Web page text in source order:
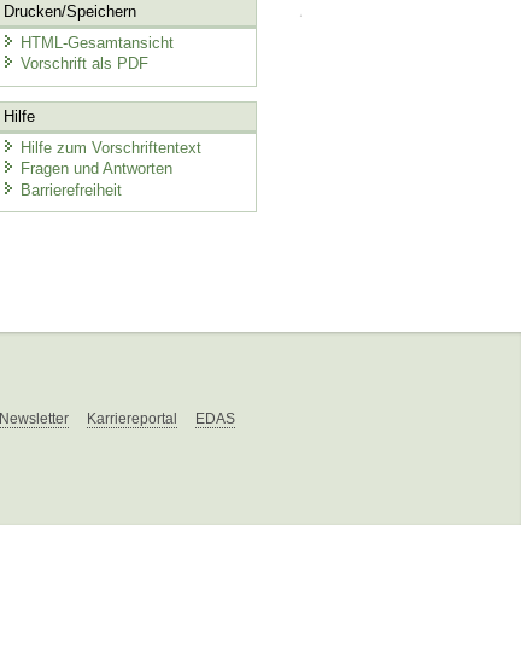
Drucken/Speichern
HTML-Gesamtansicht
Vorschrift als PDF
Hilfe
Hilfe zum Vorschriftentext
Fragen und Antworten
Barrierefreiheit
Newsletter Karriereportal EDAS